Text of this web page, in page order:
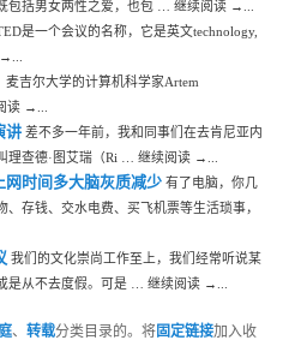
包括男女两性之爱，也包 … 继续阅读 →...
是一个会议的名称，它是英文technology,
麦吉尔大学的计算机科学家Artem
读 →...
讲 差不多一年前，我和同事们在去肯尼亚内
理查德·图艾瑞（Ri … 继续阅读 →...
网时间多大脑灰质减少 有了电脑，你几
存钱、交水电费、买飞机票等生活琐事，
我们的文化崇尚工作至上，我们经常听说某
是从不去度假。可是 … 继续阅读 →...
、转载分类目录的。将固定链接加入收